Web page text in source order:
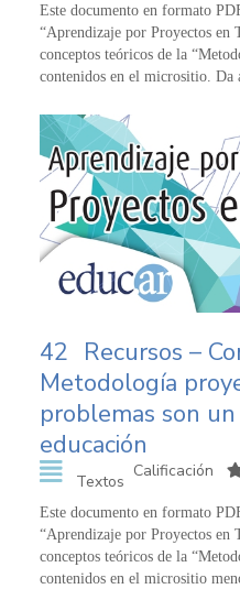
Este documento en formato
“Aprendizaje por Proyectos en
conceptos teóricos de la
contenidos en el micrositio. Da
42 Recursos –
Metodología
problemas son
educación
Textos
Calificación
Este documento en formato
“Aprendizaje por Proyectos en
conceptos teóricos de la
contenidos en el micrositio